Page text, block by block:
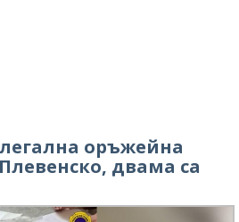
оръжейна
двама са